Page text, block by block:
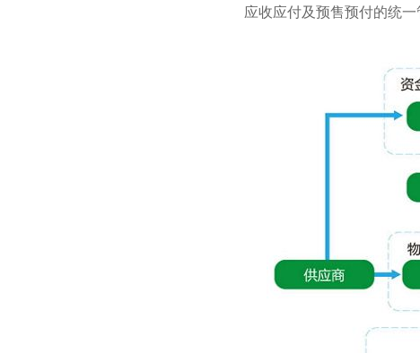
应收应付及预售预付的统